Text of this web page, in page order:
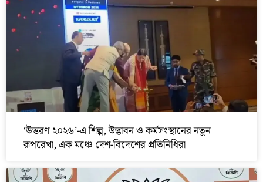
‘উত্তরণ ২০২৬’-এ শিল্প, উদ্ভাবন ও কর্মসংস্থানের নতুন
রূপরেখা, এক মঞ্চে দেশ-বিদেশের প্রতিনিধিরা